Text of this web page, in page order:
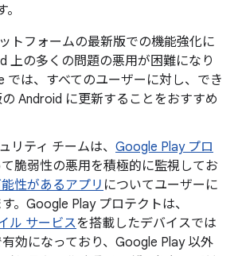
トフォームの最新版での機能強化に
上の多くの問題の悪用が困難になり
では、すべてのユーザーに対し、でき
Android に更新することをおすすめ
リティ チームは、 Google Play プロ
て脆弱性の悪用を積極的に監視してお
性があるアプリ についてユーザーに
。Google Play プロテクトは、
ル サービスを搭載したデバイスでは
効になっており、Google Play 以外